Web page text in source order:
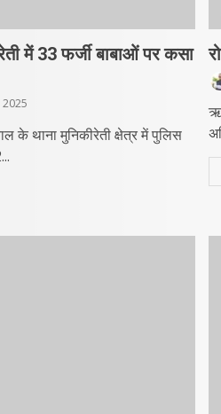
में 33 फर्जी बाबाओं पर कसा
के थाना मुनिकीरेती क्षेत्र में पुलिस